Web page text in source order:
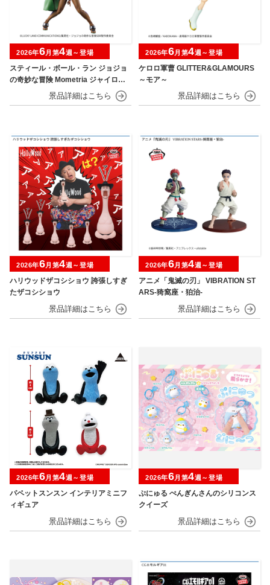
スティール・ボール・ラン ジョジョ
の奇妙な冒険 Mometria ジャイロ・
2026年6月第4週～登場
ケロロ軍曹 GLITTER&GLAMOURS
～モア～
2026年6月第4週～登場
ハリウッドザコシショウ 誇張しすぎ
たザコシショウ
2026年6月第4週～登場
アニメ「鬼滅の刃」 VIBRATION ST
ARS-猗窩座・狛治-
2026年6月第4週～登場
パペットスンスン インテリアミニフ
ィギュア
2026年6月第4週～登場
ぷにゅる ぺんぎんさんのシリコンス
クイーズ
2026年6月第4週～登場